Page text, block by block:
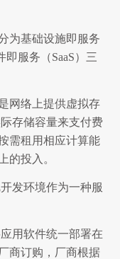
为基础设施即服务
即服务（SaaS）三
网络上提供虚拟存
存储容量来支付费
需租用相应计算能
的投入。
发环境作为一种服
用软件统一部署在
商订购，厂商根据